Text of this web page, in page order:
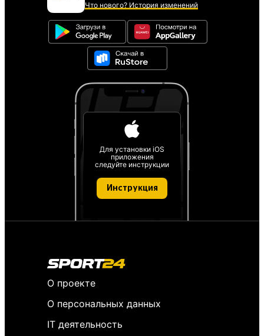
Что нового? История изменений
Для установки iOS
приложения
следуйте инструкции
Инструкция
О проекте
О персональных данных
IT деятельность